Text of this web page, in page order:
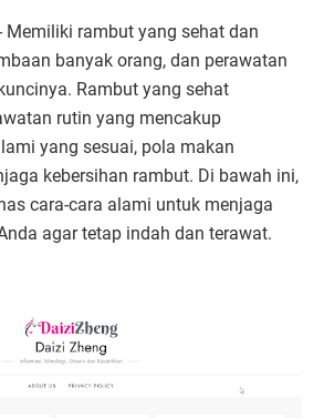
Memiliki rambut yang sehat dan
banyak orang, dan perawatan
Rambut yang sehat
rutin yang mencakup
yang sesuai, pola makan
kebersihan rambut. Di bawah ini,
cara-cara alami untuk menjaga
agar tetap indah dan terawat.